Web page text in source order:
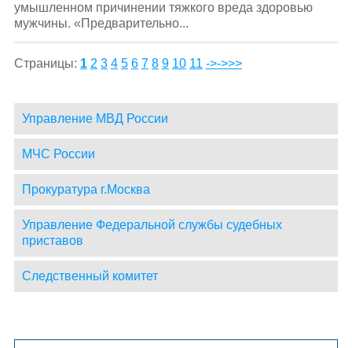
умышленном причинении тяжкого вреда здоровью
мужчины. «Предварительно...
Страницы: 1 2 3 4 5 6 7 8 9 10 11 ->->>>
Управление МВД России
МЧС России
Прокуратура г.Москва
Управление Федеральной службы судебных
приставов
Следственный комитет